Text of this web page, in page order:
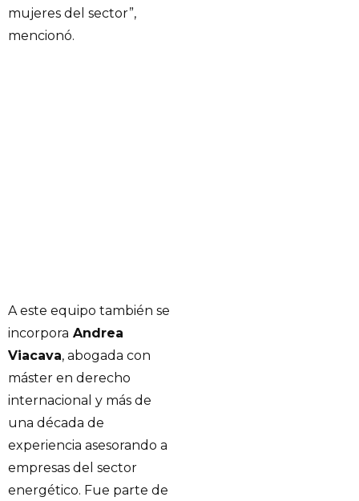
mujeres del sector”,
mencionó.
A este equipo también se
incorpora Andrea
Viacava, abogada con
máster en derecho
internacional y más de
una década de
experiencia asesorando a
empresas del sector
energético. Fue parte de